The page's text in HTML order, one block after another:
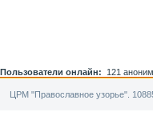
Пользователи онлайн: 121
ЦРМ "Православное узорье".